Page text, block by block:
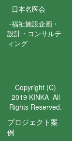
-日本名医会
-福祉施設企画・
設計・コンサルテ
ィング
Copyright (C)
2019 KINKA All
Rights Reserved.
プロジェクト案
例